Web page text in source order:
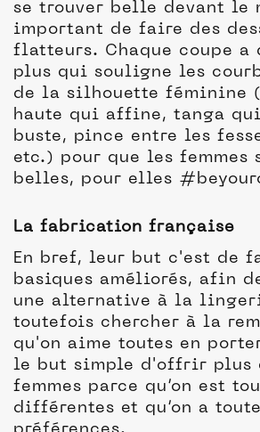
se trouver belle devant le
important de faire des
flatteurs. Chaque coupe a
plus qui souligne les
de la silhouette féminine
haute qui affine, tanga
buste, pince entre les
etc.) pour que les femmes
belles, pour elles
La fabrication française
En bref, leur but c'est de
basiques améliorés, afin
une alternative à la
toutefois chercher à la
qu'on aime toutes en
le but simple d'offrir plus
femmes parce qu’on est
différentes et qu’on a